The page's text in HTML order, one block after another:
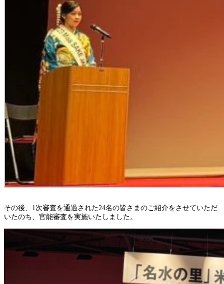
その後、1次審査を通過された24名の皆さまのご紹介をさせていただ
いたのち、官能審査を実施いたしました。